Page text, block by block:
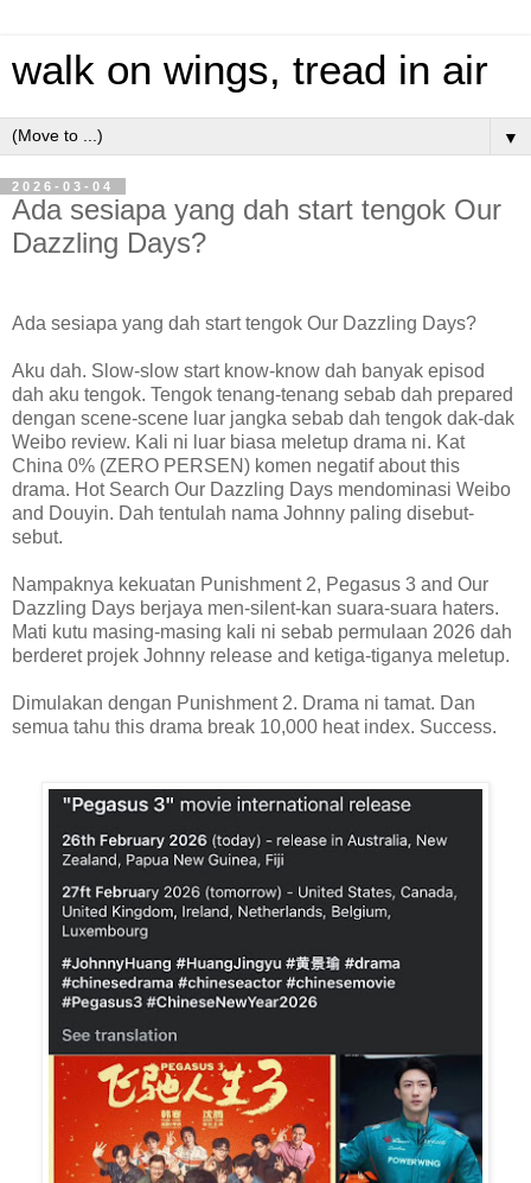
walk on wings, tread in air
▼
2026-03-04
Ada sesiapa yang dah start tengok Our
Dazzling Days?
Ada sesiapa yang dah start tengok Our Dazzling Days?
Aku dah. Slow-slow start know-know dah banyak episod
dah aku tengok. Tengok tenang-tenang sebab dah prepared
dengan scene-scene luar jangka sebab dah tengok dak-dak
Weibo review. Kali ni luar biasa meletup drama ni. Kat
China 0% (ZERO PERSEN) komen negatif about this
drama. Hot Search Our Dazzling Days mendominasi Weibo
and Douyin. Dah tentulah nama Johnny paling disebut-
sebut.
Nampaknya kekuatan Punishment 2, Pegasus 3 and Our
Dazzling Days berjaya men-silent-kan suara-suara haters.
Mati kutu masing-masing kali ni sebab permulaan 2026 dah
berderet projek Johnny release and ketiga-tiganya meletup.
Dimulakan dengan Punishment 2. Drama ni tamat. Dan
semua tahu this drama break 10,000 heat index. Success.